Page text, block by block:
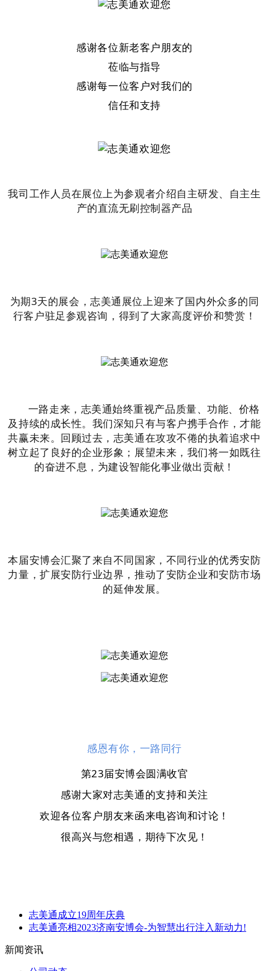
感谢各位新老客户朋友的
莅临与指导
感谢每一位客户对我们的
信任和支持
我司工作人员在展位上为参观者介绍自主研发、自主生
产的直流无刷控制器产品
为期3天的展会，志美通展位上迎来了国内外众多的同
行客户驻足参观咨询，得到了大家高度评价和赞赏！
一路走来，志美通始终重视产品质量、功能、价格
及持续的成长性。我们深知只有与客户携手合作，才能
共赢未来。回顾过去，志美通在攻攻不倦的执着追求中
树立起了良好的企业形象；展望未来，我们将一如既往
的奋进不息，为建设智能化事业做出贡献！
本届安博会汇聚了来自不同国家，不同行业的优秀安防
力量，扩展安防行业边界，推动了安防企业和安防市场
的延伸发展。
感恩有你，一路同行
第23届安博会圆满收官
感谢大家对志美通的支持和关注
欢迎各位客户朋友来函来电咨询和讨论！
很高兴与您相遇，期待下次见！
志美通成立19周年庆典
志美通亮相2023济南安博会-为智慧出行注入新动力!
新闻资讯